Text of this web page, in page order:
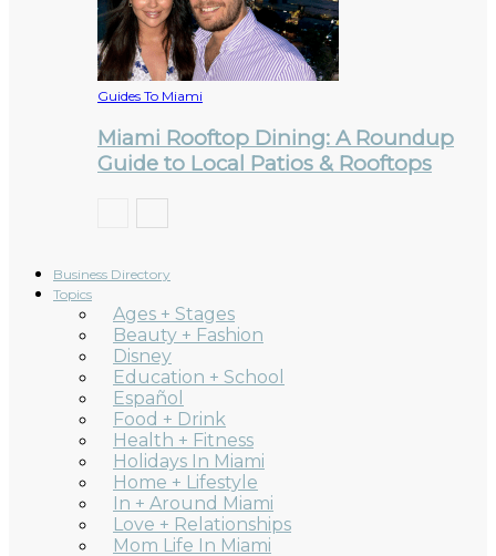
Guides To Miami
Miami Rooftop Dining: A Roundup
Guide to Local Patios & Rooftops
Business Directory
Topics
Ages + Stages
Beauty + Fashion
Disney
Education + School
Español
Food + Drink
Health + Fitness
Holidays In Miami
Home + Lifestyle
In + Around Miami
Love + Relationships
Mom Life In Miami